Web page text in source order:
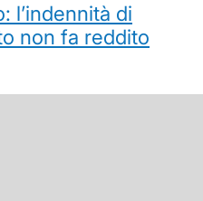
l’indennità di
non fa reddito